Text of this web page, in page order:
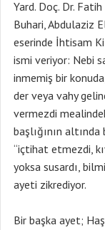
Yard. Doç. Dr.
Buhari, Abdulaziz
eserinde İhtisam
ismi veriyor: Nebi
inmemiş bir
der veya vahy
vermezdi
başlığının
“içtihat etmezdi,
yoksa susardı,
ayeti zikrediyor.
Bir başka ayet;